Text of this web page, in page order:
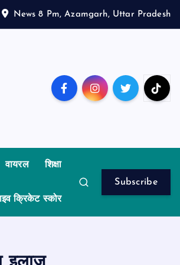
News 8 Pm, Azamgarh, Uttar Pradesh
वायरल शिक्षा
क्रिकेट स्कोर
Subscribe